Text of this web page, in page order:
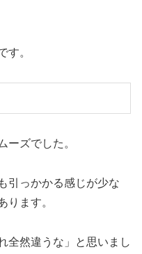
す。
ーズでした。
引っかかる感じが少な
ります。
全然違うな」と思いまし